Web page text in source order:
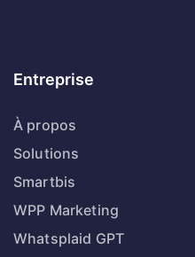
Entreprise
À propos
Solutions
Smartbis
WPP Marketing
Whatsplaid GPT